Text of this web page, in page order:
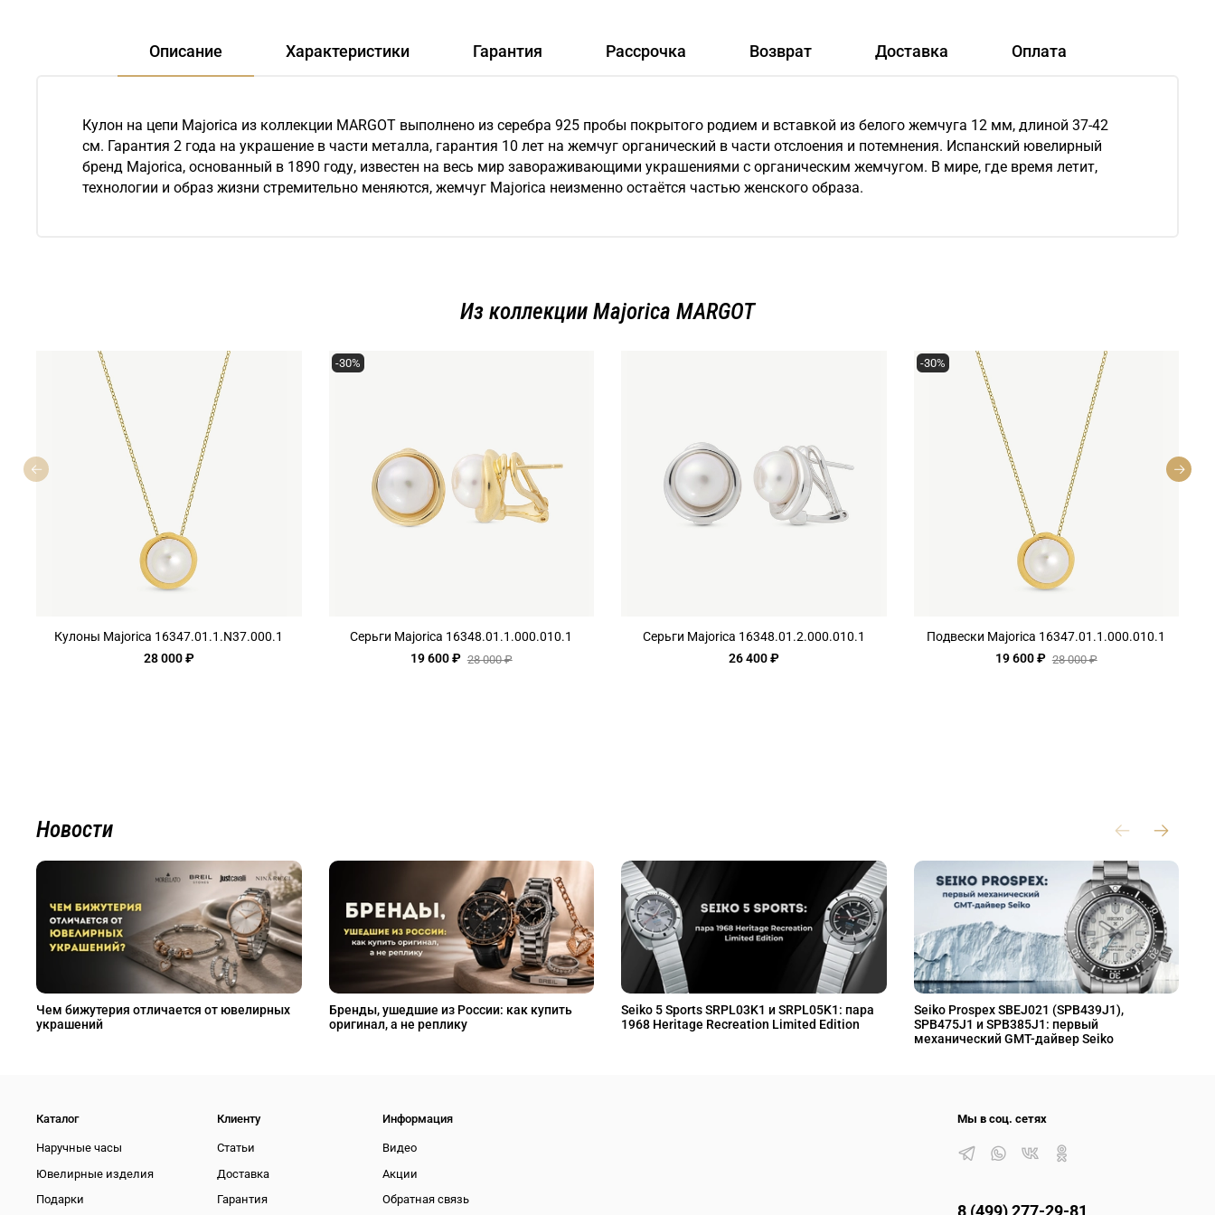
Описание Характеристики Гарантия Рассрочка Возврат Доставка Оплата
Кулон на цепи Majorica из коллекции MARGOT выполнено из серебра 925 пробы покрытого родием и вставкой из белого жемчуга 12 мм, длиной 37-42
см. Гарантия 2 года на украшение в части металла, гарантия 10 лет на жемчуг органический в части отслоения и потемнения. Испанский ювелирный
бренд Majorica, основанный в 1890 году, известен на весь мир завораживающими украшениями c органическим жемчугом. В мире, где время летит,
технологии и образ жизни стремительно меняются, жемчуг Majorica неизменно остаётся частью женского образа.
Из коллекции Majorica MARGOT
Кулоны Majorica 16347.01.1.N37.000.1
28 000 ₽
-30%
Серьги Majorica 16348.01.1.000.010.1
19 600 ₽ 28 000 ₽
Серьги Majorica 16348.01.2.000.010.1
26 400 ₽
-30%
Подвески Majorica 16347.01.1.000.010.1
19 600 ₽ 28 000 ₽
Новости
Чем бижутерия отличается от ювелирных
украшений
Бренды, ушедшие из России: как купить
оригинал, а не реплику
Seiko 5 Sports SRPL03K1 и SRPL05K1: пара
1968 Heritage Recreation Limited Edition
Seiko Prospex SBEJ021 (SPB439J1),
SPB475J1 и SPB385J1: первый
механический GMT-дайвер Seiko
Каталог
Наручные часы
Ювелирные изделия
Подарки
Клиенту
Статьи
Доставка
Гарантия
Информация
Видео
Акции
Обратная связь
Мы в соц. сетях
8 (499) 277-29-81